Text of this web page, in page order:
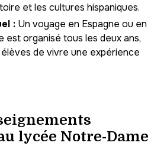
et les cultures hispaniques.
: Un voyage en Espagne ou en
est organisé tous les deux ans,
de vivre une expérience
lycée Notre-Dame